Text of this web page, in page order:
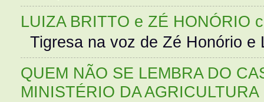
LUIZA BRITTO e ZÉ HONÓRIO
Tigresa na voz de Zé Honório
QUEM NÃO SE LEMBRA DO
MINISTÉRIO DA AGRICULTURA